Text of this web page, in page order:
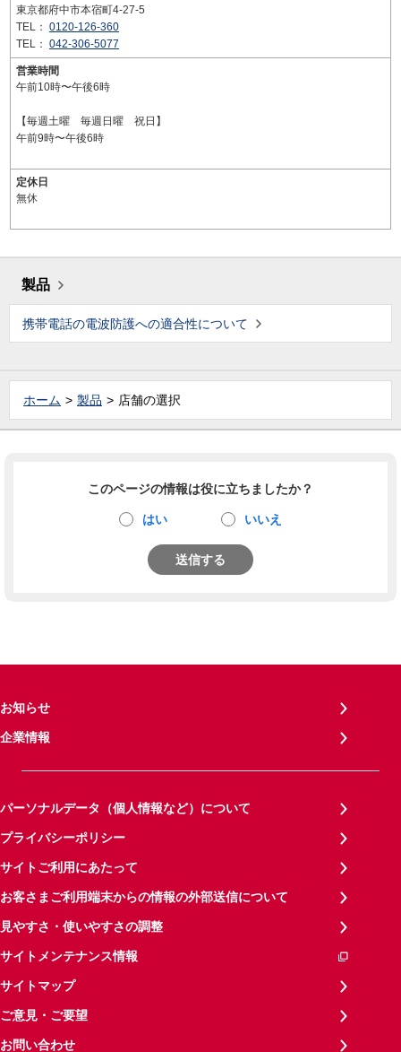
東京都府中市本宿町4-27-5
TEL： 0120-126-360
TEL： 042-306-5077
営業時間
午前10時〜午後6時
【毎週土曜 毎週日曜 祝日】
午前9時〜午後6時
定休日
無休
製品
携帯電話の電波防護への適合性について
ホーム 製品 店舗の選択
このページの情報は役に立ちましたか？
はい いいえ
送信する
お知らせ
企業情報
パーソナルデータ（個人情報など）について
プライバシーポリシー
サイトご利用にあたって
お客さまご利用端末からの情報の外部送信について
見やすさ・使いやすさの調整
サイトメンテナンス情報
サイトマップ
ご意見・ご要望
お問い合わせ